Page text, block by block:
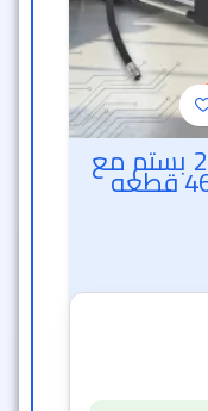
عرض كمبروسر الجمل 2 بستم مع